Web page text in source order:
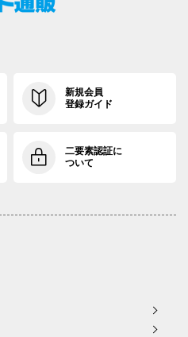
新規会員
登録ガイド
二要素認証に
ついて